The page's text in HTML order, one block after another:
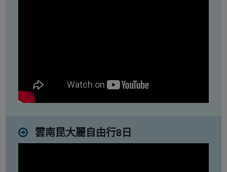
雲南昆大麗自由行8日